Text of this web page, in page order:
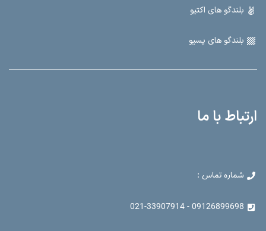
بلندگو های اکتیو
بلندگو های پسیو
ارتباط با ما
شماره تماس :
09126899698 - 021-33907914